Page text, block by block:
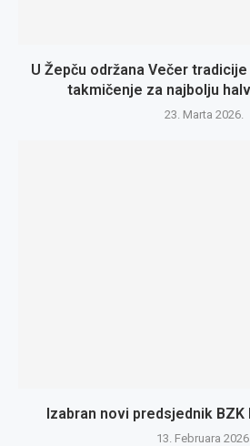
U Žepču održana Večer
takmičenje za najbolju
23. Marta 2026.
Izabran novi predsjednik
13. Februara 2026.